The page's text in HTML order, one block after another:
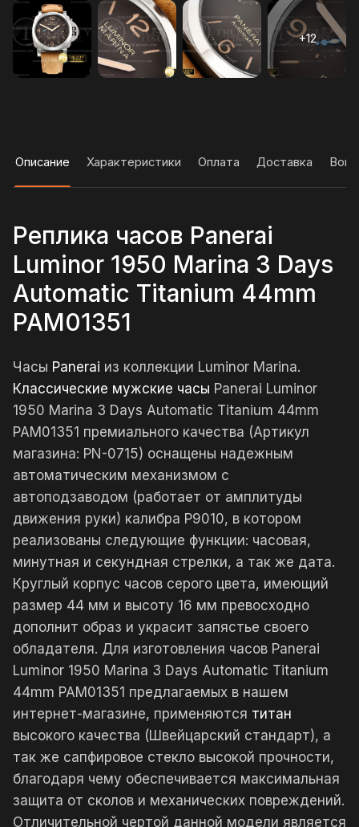
Описание Характеристики Оплата Доставка
Реплика часов Panerai
Luminor 1950 Marina 3 Days
Automatic Titanium 44mm
PAM01351
Часы Panerai из коллекции Luminor Marina.
Классические мужские часы Panerai Luminor
1950 Marina 3 Days Automatic Titanium 44mm
PAM01351 премиального качества (Артикул
магазина: PN-0715) оснащены надежным
автоматическим механизмом с
автоподзаводом (работает от амплитуды
движения руки) калибра P9010, в котором
реализованы следующие функции: часовая,
минутная и секундная стрелки, а так же дата.
Круглый корпус часов серого цвета, имеющий
размер 44 мм и высоту 16 мм превосходно
дополнит образ и украсит запястье своего
обладателя. Для изготовления часов Panerai
Luminor 1950 Marina 3 Days Automatic Titanium
44mm PAM01351 предлагаемых в нашем
интернет-магазине, применяются титан
высокого качества (Швейцарский стандарт), а
так же сапфировое стекло высокой прочности,
благодаря чему обеспечивается максимальная
защита от сколов и механических повреждений.
Отличительной чертой данной модели является